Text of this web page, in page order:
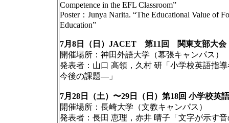
Competence in the EFL Classroom”
Poster：Junya Narita. “The Educational Value of
Education”
7月8日（日）JACET 第11回 関東支部大会
開催場所：神田外語大学（幕張キャンパス）
発表者：山口 高領，久村 研「小学校英語指
今後の課題―」
7月28日（土）〜29日（日）第18回 小学校英
開催場所：長崎大学（文教キャンパス）
発表者：長田 恵理，赤井 晴子「文字が示す